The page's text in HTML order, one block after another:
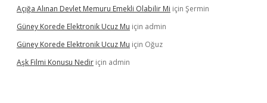
Açığa Alınan Devlet Memuru Emekli Olabilir Mi için Şermin
Güney Korede Elektronik Ucuz Mu için admin
Güney Korede Elektronik Ucuz Mu için Oğuz
Aşk Filmi Konusu Nedir için admin